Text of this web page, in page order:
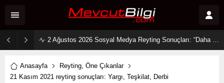
2 Ağustos 2026 Sosyal Medya Reyting Sonuçları: “Daha 17” Ekranlara Ambargo Koydu!
Anasayfa Reyting, Öne Çıkanlar
21 Kasım 2021 reyting sonuçları: Yargı, Teşkilat, Derbi